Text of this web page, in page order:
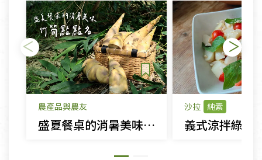
農產品與農友
盛夏餐桌的消暑美味 竹筍點點名！
沙拉 純素
義式涼拌綠竹